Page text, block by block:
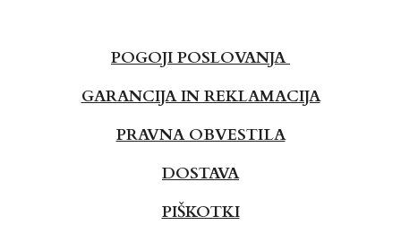
POGOJI POSLOVANJA
GARANCIJA IN REKLAMACIJA
PRAVNA OBVESTILA
DOSTAVA
PIŠKOTKI